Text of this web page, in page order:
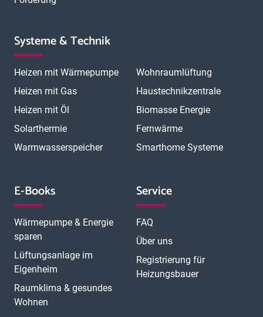
Systeme & Technik
Heizen mit Wärmepumpe
Heizen mit Gas
Heizen mit Öl
Solarthermie
Warmwasserspeicher
Wohnraumlüftung
Haustechnikzentrale
Biomasse Energie
Fernwärme
Smarthome Systeme
E-Books
Wärmepumpe & Energie
sparen
Lüftungsanlage im
Eigenheim
Raumklima & gesundes
Wohnen
Service
FAQ
Über uns
Registrierung für
Heizungsbauer